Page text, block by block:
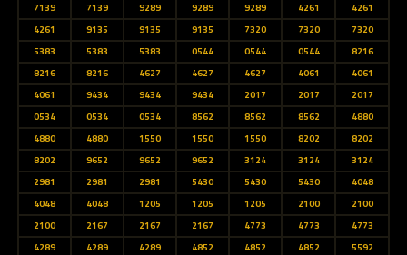
7139
7139 9289 9289 9289 4261
4261
4261
9135 9135 9135 7320 7320
7320
5383
5383 5383 0544 0544 0544
8216
8216
8216 4627 4627 4627 4061
4061
4061
9434 9434 9434 2017 2017
2017
0534
0534 0534 8562 8562 8562
4880
4880
4880 1550 1550 1550 8202
8202
8202
9652 9652 9652 3124 3124
3124
2981
2981 2981 5430 5430 5430
4048
4048
4048 1205 1205 1205 2100
2100
2100
2167 2167 2167 4773 4773
4773
4289
4289 4289 4852 4852 4852
5592